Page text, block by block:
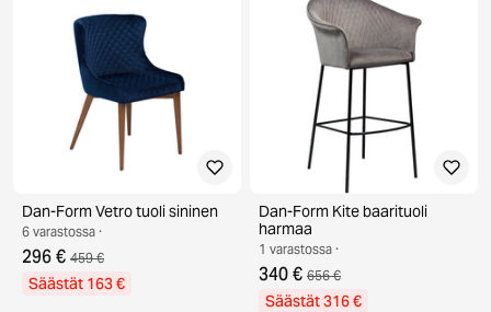
Dan-Form Vetro tuoli sininen
6 varastossa ·
296 € 459 €
Säästät 163 €
Dan-Form Kite baarituoli
harmaa
1 varastossa ·
340 € 656 €
Säästät 316 €